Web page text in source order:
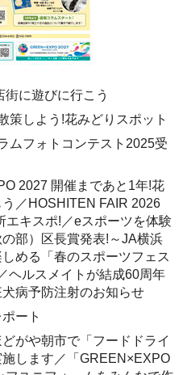
に遊びに行こう
策しよう!花みどりスポット
ムフォトコンテスト2025受
2027 開催まであと1年!花
／HOSHITEN FAIR 2026
エキスポ!／eスポーツを体験
部）区長賞発表!～JA横浜
める「春のスポーツフェス
ヘルスメイトが結成60周年
病予防注射のお知らせ
ート
がや朝市で「フードドライ
します／「GREEN×EXPO